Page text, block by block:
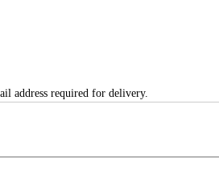
required for delivery.